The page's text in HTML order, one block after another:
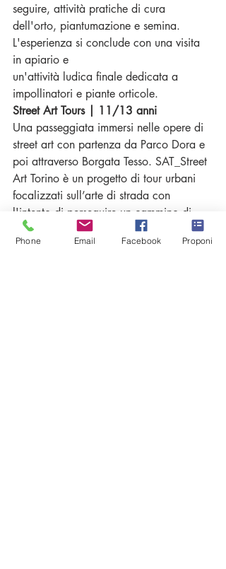
seguire, attività pratiche di cura
dell'orto, piantumazione e semina.
L'esperienza si conclude con una visita
in apiario e
un'attività ludica finale dedicata a
impollinatori e piante orticole.
Street Art Tours | 11/13 anni
Una passeggiata immersi nelle opere di
street art con partenza da Parco Dora e
poi attraverso Borgata Tesso. SAT_Street
Art Torino è un progetto di tour urbani
focalizzati sull’arte di strada con
l'intento di perseguire un cammino di
divulgazione della cultura urbana nelle
sue declinazioni: street art, urban art,
Phone Email Facebook Proponi